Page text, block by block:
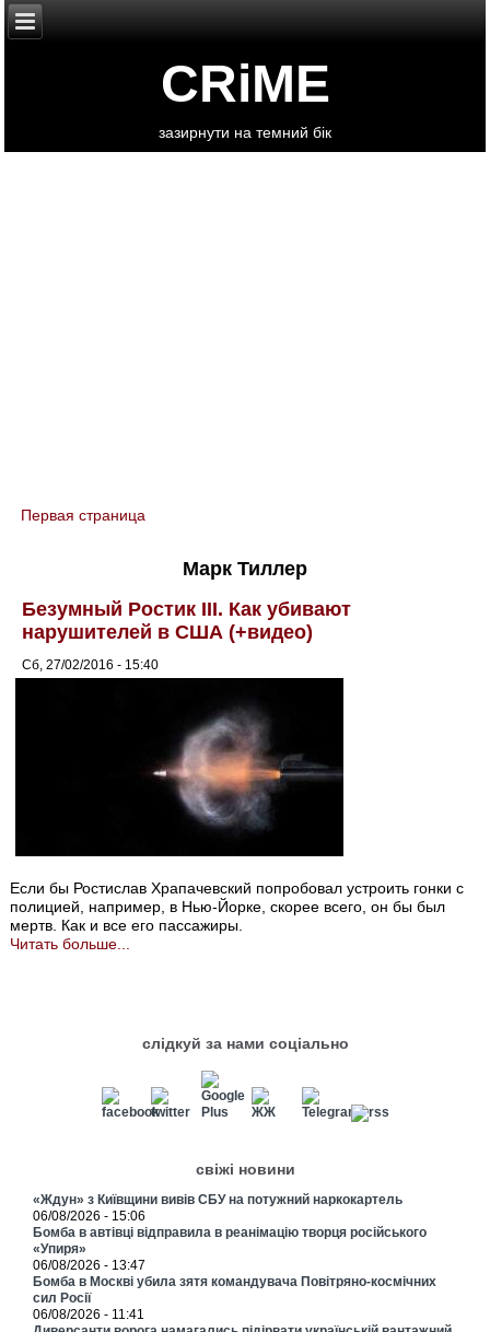
CRiME
зазирнути на темний бік
You are here
Первая страница
Марк Тиллер
Безумный Ростик III. Как убивают
нарушителей в США (+видео)
Сб, 27/02/2016 - 15:40
Если бы Ростислав Храпачевский попробовал устроить гонки с
полицией, например, в Нью-Йорке, скорее всего, он бы был
мертв. Как и все его пассажиры.
Читать больше...
слідкуй за нами соціально
свіжі новини
«Ждун» з Київщини вивів СБУ на потужний наркокартель
06/08/2026 - 15:06
Бомба в автівці відправила в реанімацію творця російського
«Упиря»
06/08/2026 - 13:47
Бомба в Москві убила зятя командувача Повітряно-космічних
сил Росії
06/08/2026 - 11:41